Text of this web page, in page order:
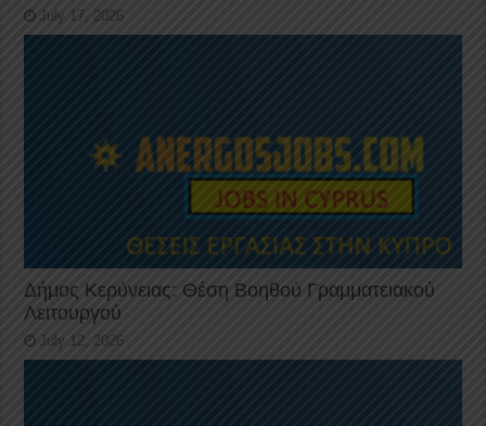
July 17, 2026
Δήμος Κερύνειας: Θέση Βοηθού Γραμματειακού
Λειτουργού
July 12, 2026